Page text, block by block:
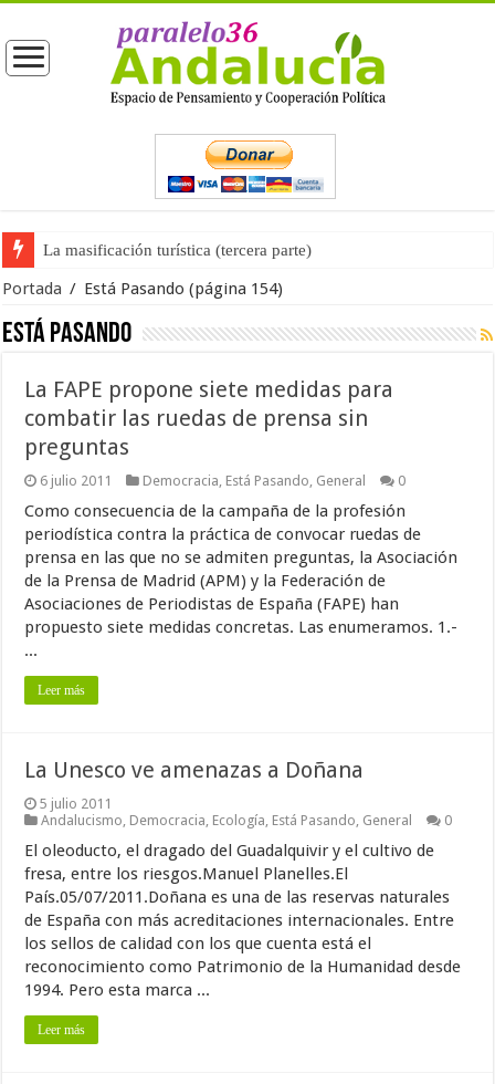
La masificación turística (tercera parte)
Portada / Está Pasando (página 154)
Está Pasando
La FAPE propone siete medidas para
combatir las ruedas de prensa sin
preguntas
6 julio 2011 Democracia, Está Pasando, General 0
Como consecuencia de la campaña de la profesión
periodística contra la práctica de convocar ruedas de
prensa en las que no se admiten preguntas, la Asociación
de la Prensa de Madrid (APM) y la Federación de
Asociaciones de Periodistas de España (FAPE) han
propuesto siete medidas concretas. Las enumeramos. 1.-
...
Leer más
La Unesco ve amenazas a Doñana
5 julio 2011
Andalucismo, Democracia, Ecología, Está Pasando, General 0
El oleoducto, el dragado del Guadalquivir y el cultivo de
fresa, entre los riesgos.Manuel Planelles.El
País.05/07/2011.Doñana es una de las reservas naturales
de España con más acreditaciones internacionales. Entre
los sellos de calidad con los que cuenta está el
reconocimiento como Patrimonio de la Humanidad desde
1994. Pero esta marca ...
Leer más